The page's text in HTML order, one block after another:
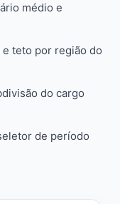
médio e
e teto por região do
do cargo
de período